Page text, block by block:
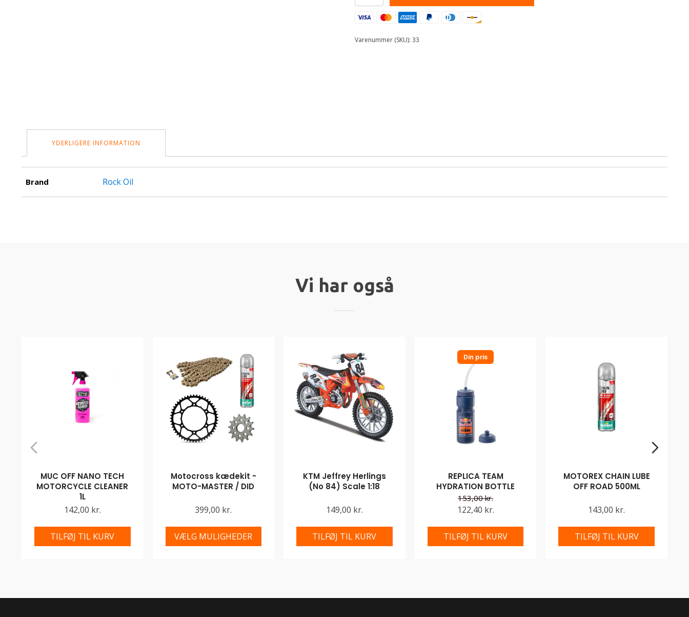
Kleen
antal
Varenummer (SKU): 33
YDERLIGERE INFORMATION
Brand Rock Oil
Vi har også
MUC OFF NANO TECH
MOTORCYCLE CLEANER
1L
142,00 kr.
TILFØJ TIL KURV
Motocross kædekit -
MOTO-MASTER / DID
399,00 kr.
VÆLG MULIGHEDER
KTM Jeffrey Herlings
(No 84) Scale 1:18
149,00 kr.
TILFØJ TIL KURV
Din pris
REPLICA TEAM
HYDRATION BOTTLE
153,00 kr.
122,40 kr.
TILFØJ TIL KURV
MOTOREX CHAIN LUBE
OFF ROAD 500ML
143,00 kr.
TILFØJ TIL KURV